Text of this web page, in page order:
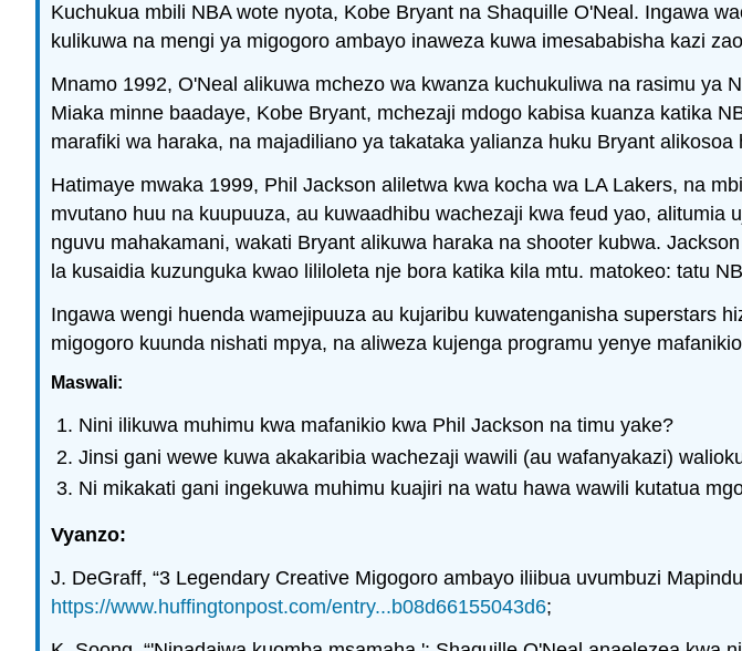
Kuchukua mbili NBA wote nyota, Kobe Bryant na Shaquille O'Neal. Ingawa
kulikuwa na mengi ya migogoro ambayo inaweza kuwa imesababisha kazi
Mnamo 1992, O'Neal alikuwa mchezo wa kwanza kuchukuliwa na rasimu
Miaka minne baadaye, Kobe Bryant, mchezaji mdogo kabisa kuanza katika
marafiki wa haraka, na majadiliano ya takataka yalianza huku Bryant
Hatimaye mwaka 1999, Phil Jackson aliletwa kwa kocha wa LA Lakers, na
mvutano huu na kuupuuza, au kuwaadhibu wachezaji kwa feud yao,
nguvu mahakamani, wakati Bryant alikuwa haraka na shooter kubwa.
la kusaidia kuzunguka kwao lililoleta nje bora katika kila mtu. matokeo: tatu
Ingawa wengi huenda wamejipuuza au kujaribu kuwatenganisha superstars
migogoro kuunda nishati mpya, na aliweza kujenga programu yenye
Maswali:
Nini ilikuwa muhimu kwa mafanikio kwa Phil Jackson na timu yake?
Jinsi gani wewe kuwa akakaribia wachezaji wawili (au wafanyakazi)
Ni mikakati gani ingekuwa muhimu kuajiri na watu hawa wawili kutatua
Vyanzo:
J. DeGraff, “3 Legendary Creative Migogoro ambayo iliibua uvumbuzi
https://www.huffingtonpost.com/entry...b08d66155043d6;